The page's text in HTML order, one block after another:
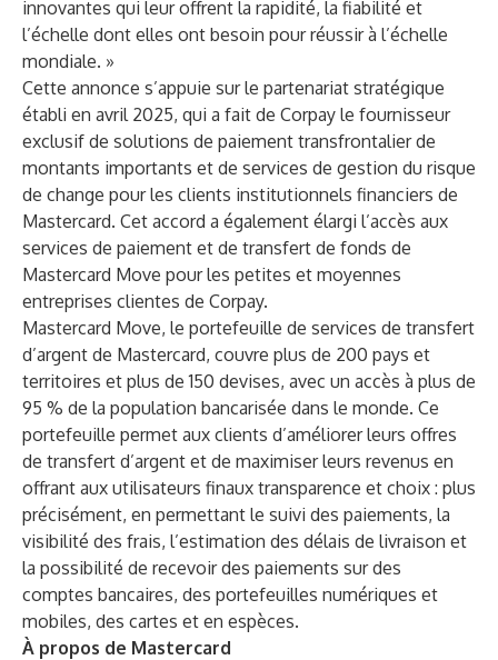
innovantes qui leur offrent la rapidité, la fiabilité et
l’échelle dont elles ont besoin pour réussir à l’échelle
mondiale. »
Cette annonce s’appuie sur le partenariat stratégique
établi en avril 2025, qui a fait de Corpay le fournisseur
exclusif de solutions de paiement transfrontalier de
montants importants et de services de gestion du risque
de change pour les clients institutionnels financiers de
Mastercard. Cet accord a également élargi l’accès aux
services de paiement et de transfert de fonds de
Mastercard Move pour les petites et moyennes
entreprises clientes de Corpay.
Mastercard Move, le portefeuille de services de transfert
d’argent de Mastercard, couvre plus de 200 pays et
territoires et plus de 150 devises, avec un accès à plus de
95 % de la population bancarisée dans le monde. Ce
portefeuille permet aux clients d’améliorer leurs offres
de transfert d’argent et de maximiser leurs revenus en
offrant aux utilisateurs finaux transparence et choix : plus
précisément, en permettant le suivi des paiements, la
visibilité des frais, l’estimation des délais de livraison et
la possibilité de recevoir des paiements sur des
comptes bancaires, des portefeuilles numériques et
mobiles, des cartes et en espèces.
À propos de Mastercard